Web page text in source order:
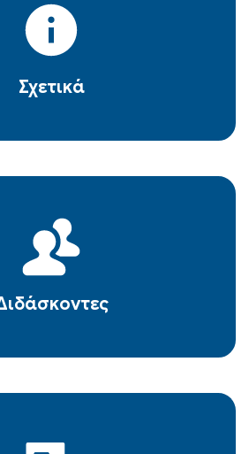
Σχετικά